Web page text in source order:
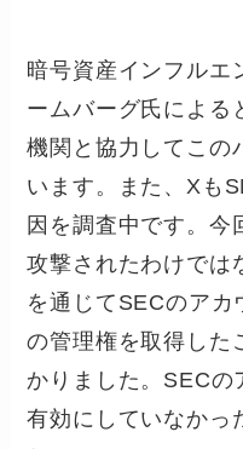
暗号資産インフルエ
ームバーグ氏による
機関と協力してこの
います。また、Xも
因を調査中です。今
攻撃されたわけでは
を通じてSECのアカ
の管理権を取得した
かりました。SECの
有効にしていなかっ